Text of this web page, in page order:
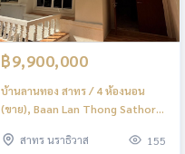
฿9,900,000
บ้านลานทอง สาทร / 4 ห้องนอน
(ขาย), Baan Lan Thong Sathorn
DML069
สาทร นราธิวาส 155